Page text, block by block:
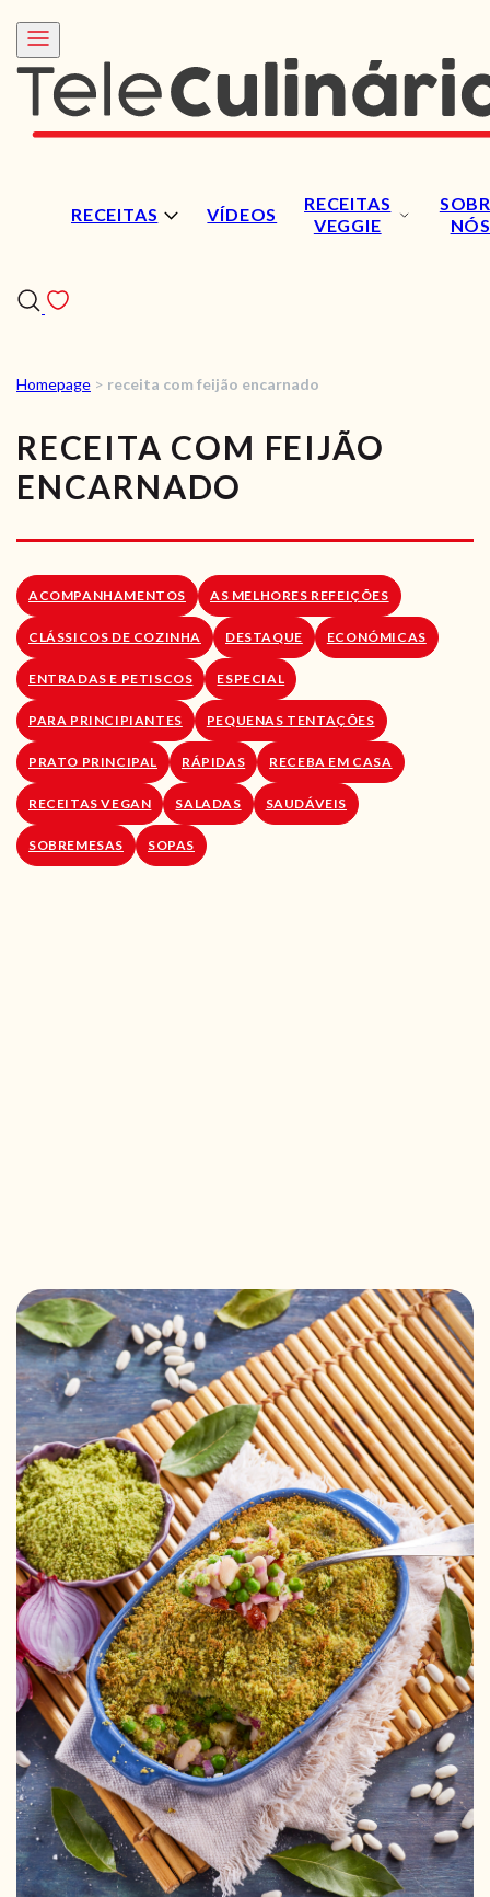
RECEITAS VÍDEOS
RECEITAS
VEGGIE
NÓS
RECEITAS
VÍDEOS
RECEITAS VEGGIE
LOJA ONLINE
BLOG
Homepage > receita com feijão encarnado
RECEITA COM FEIJÃO
ENCARNADO
ACOMPANHAMENTOS AS MELHORES REFEIÇÕES
CLÁSSICOS DE COZINHA DESTAQUE ECONÓMICAS
ENTRADAS E PETISCOS ESPECIAL
PARA PRINCIPIANTES PEQUENAS TENTAÇÕES
PRATO PRINCIPAL RÁPIDAS RECEBA EM CASA
RECEITAS VEGAN SALADAS SAUDÁVEIS
SOBREMESAS SOPAS